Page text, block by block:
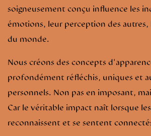
soigneusement conçu influence les
émotions, leur perception des autres,
du monde.
Nous créons des concepts
profondément réfléchis, uniques et
personnels. Non pas en imposant,
Car le véritable impact naît lorsque
reconnaissent et se sentent